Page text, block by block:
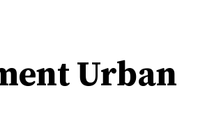
Urban